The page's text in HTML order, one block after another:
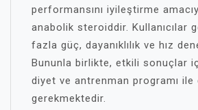
performansını iyileştirme
anabolik steroiddir. Kullanıcılar
fazla güç, dayanıklılık ve hız
Bununla birlikte, etkili sonuçlar
diyet ve antrenman programı ile
gerekmektedir.